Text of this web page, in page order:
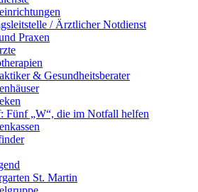
/ Ärztlicher Notdienst
Praxen
& Gesundheitsberater
Fünf „W“, die im Notfall helfen
St. Martin